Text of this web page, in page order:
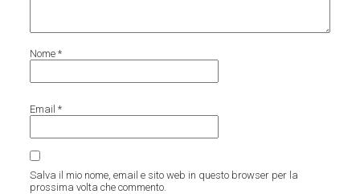
Nome*
Email*
Salva il mio nome, email e sito web in questo browser per la
prossima volta che commento.